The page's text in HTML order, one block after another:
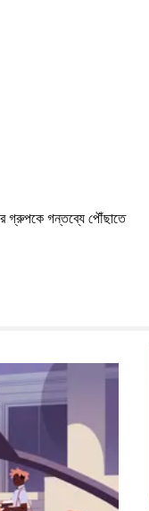
গ্রুপকে গন্তব্যে পৌঁছাতে